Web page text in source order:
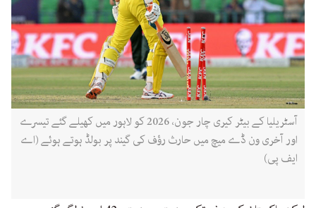
آسٹریلیا کے بیٹر کیری چار جون، 2026 کو لاہور میں کھیلے گئے تیسرے
اور آخری ون ڈے میچ میں حارث رؤف کی گیند پر بولڈ ہوتے ہوئے (اے
ایف پی)